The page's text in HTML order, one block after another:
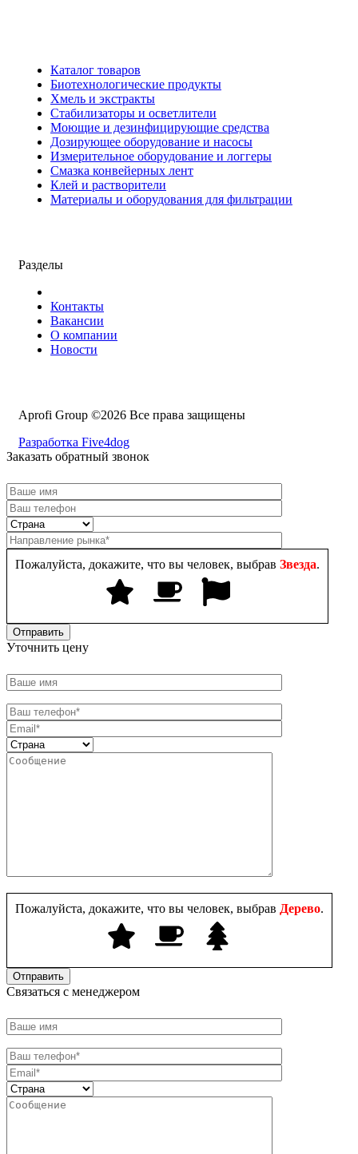
Каталог товаров
Биотехнологические продукты
Хмель и экстракты
Cтабилизаторы и осветлители
Моющие и дезинфицирующие средства
Дозирующее оборудование и насосы
Измерительное оборудование и логгеры
Cмазка конвейерных лент
Клей и растворители
Материалы и оборудования для фильтрации
Разделы
Контакты
Вакансии
О компании
Новости
Aprofi Group ©2026 Все права защищены
Разработка Five4dog
Заказать обратный звонок
Пожалуйста, докажите, что вы человек, выбрав Звезда.
Уточнить цену
Пожалуйста, докажите, что вы человек, выбрав Дерево.
Связаться с менеджером